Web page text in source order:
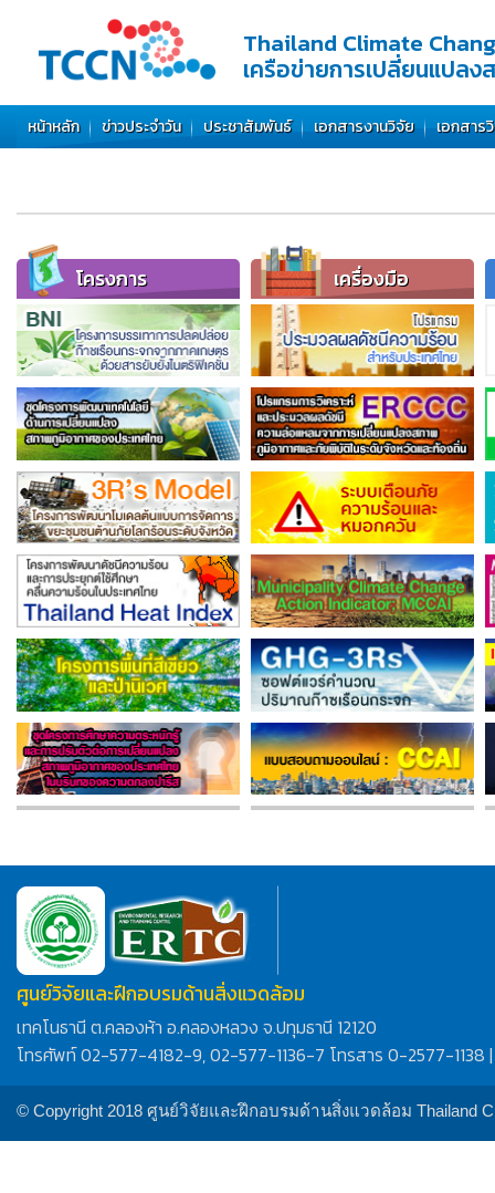
Thailand Climate
เครือข่ายการเปลี่ยนแปลง
หน้าหลัก ข่าวประจำวัน ประชาสัมพันธ์ เอกสารงานวิจัย เอกสาร
โครงการ เครื่องมือ
ศูนย์วิจัยและฝึกอบรมด้านสิ่งแวดล้อม
เทคโนธานี ต.คลองห้า อ.คลองหลวง จ.ปทุมธานี 12120
โทรศัพท์ 02-577-4182-9, 02-577-1136-7 โทรสาร 0-2577-1138
© Copyright 2018 ศูนย์วิจัยและฝึกอบรมด้านสิ่งแวดล้อม Thailand